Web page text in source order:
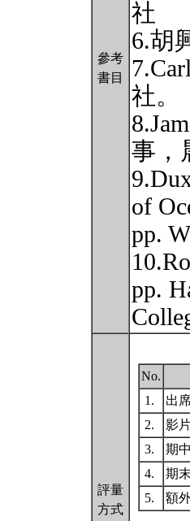
參考
書目
社
6.胡
社。
事，
of
pp.
pp.
評量
方式
No.
1.
出
2.
影
3.
期
4.
期
5.
額